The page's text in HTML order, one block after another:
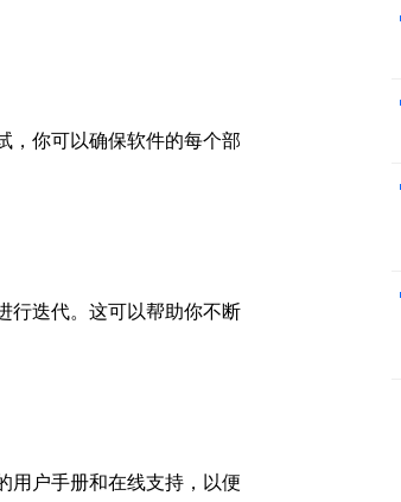
，你可以确保软件的每个部
行迭代。这可以帮助你不断
用户手册和在线支持，以便